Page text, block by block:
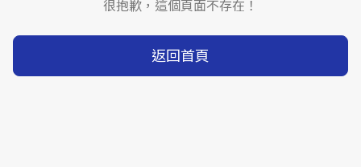
很抱歉，這個頁面不存在！
返回首頁